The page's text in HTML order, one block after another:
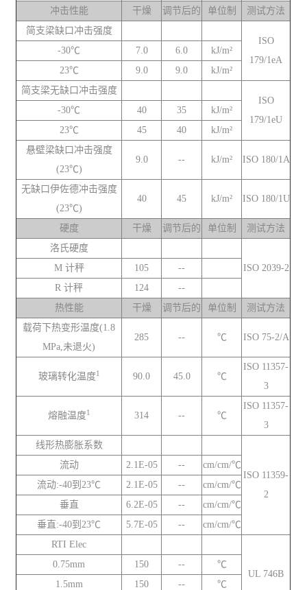
冲击性能 干燥 调节后的 单位制
测试方法
简支梁缺口冲击强度
ISO
179/1eA
-30℃ 7.0 6.0
kJ/m²
23℃
9.0 9.0
kJ/m²
简支梁无缺口冲击强度
ISO
179/1eU
-30℃ 40 35
kJ/m²
23℃
45 40
kJ/m²
悬壁梁缺口冲击强度
(23℃)
9.0 -- kJ/m² ISO 180/1A
无缺口伊佐德冲击强度
(23℃)
40 45 kJ/m² ISO 180/1U
硬度 干燥 调节后的 单位制
测试方法
洛氏硬度
ISO 2039-2
M 计秤 105
--
R 计秤
124
--
热性能
干燥 调节后的 单位制
测试方法
载荷下热变形温度(1.8
MPa,未退火)
285 -- ℃ ISO 75-2/A
玻璃转化温度1 90.0 45.0 ℃
ISO 11357-
3
熔融温度1 314 -- ℃
ISO 11357-
3
线形热膨胀系数
ISO 11359-
2
流动 2.1E-05 --
cm/cm/℃
流动:-40到23℃
2.1E-05 --
cm/cm/℃
垂直
6.2E-05 --
cm/cm/℃
垂直:-40到23℃
5.7E-05 --
cm/cm/℃
RTI Elec
UL 746B
0.75mm 150 --
℃
1.5mm
150 --
℃